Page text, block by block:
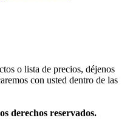
o lista de precios, déjenos
con usted dentro de las
derechos reservados.